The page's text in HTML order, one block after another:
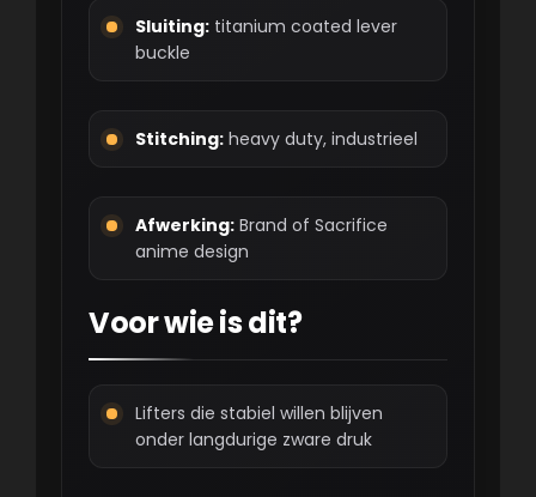
Sluiting: titanium coated lever
buckle
Stitching: heavy duty, industrieel
Afwerking: Brand of Sacrifice
anime design
Voor wie is dit?
Lifters die stabiel willen blijven
onder langdurige zware druk